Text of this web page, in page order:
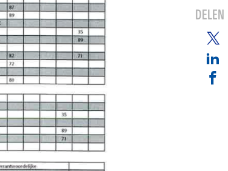
DELEN